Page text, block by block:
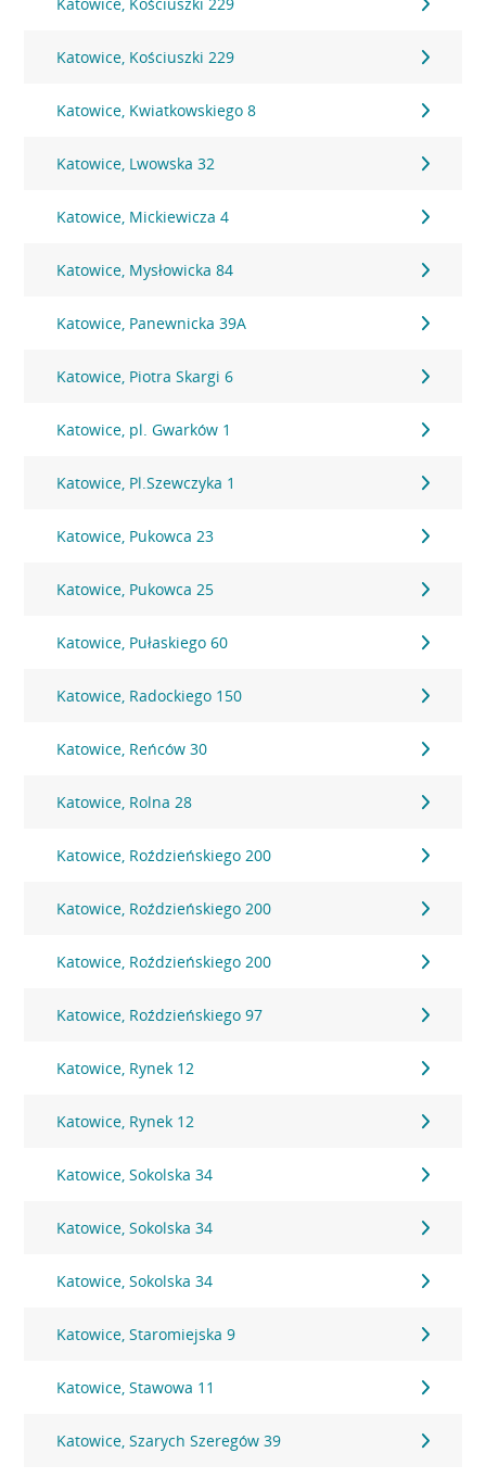
Katowice, Kościuszki 229
Katowice, Kwiatkowskiego 8
Katowice, Lwowska 32
Katowice, Mickiewicza 4
Katowice, Mysłowicka 84
Katowice, Panewnicka 39A
Katowice, Piotra Skargi 6
Katowice, pl. Gwarków 1
Katowice, Pl.Szewczyka 1
Katowice, Pukowca 23
Katowice, Pukowca 25
Katowice, Pułaskiego 60
Katowice, Radockiego 150
Katowice, Reńców 30
Katowice, Rolna 28
Katowice, Roździeńskiego 200
Katowice, Roździeńskiego 200
Katowice, Roździeńskiego 200
Katowice, Roździeńskiego 97
Katowice, Rynek 12
Katowice, Rynek 12
Katowice, Sokolska 34
Katowice, Sokolska 34
Katowice, Sokolska 34
Katowice, Staromiejska 9
Katowice, Stawowa 11
Katowice, Szarych Szeregów 39